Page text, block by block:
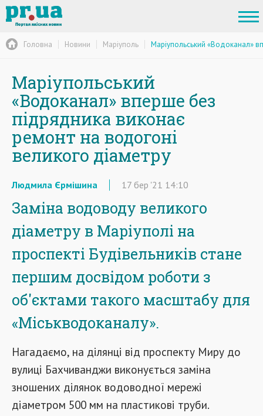
Головна Новини Маріуполь Маріупольський «Водоканал»
Маріупольський
«Водоканал» вперше без
підрядника виконає
ремонт на водогоні
великого діаметру
Людмила Єрмішина 17 бер '21 14:10
Заміна водоводу великого
діаметру в Маріуполі на
проспекті Будівельників стане
першим досвідом роботи з
об'єктами такого масштабу для
«Міськводоканалу».
Нагадаємо, на ділянці від проспекту Миру до
вулиці Бахчиванджи виконується заміна
зношених ділянок водоводної мережі
діаметром 500 мм на пластикові труби.